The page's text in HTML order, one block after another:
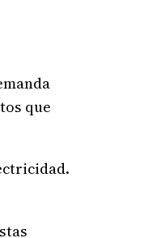
que